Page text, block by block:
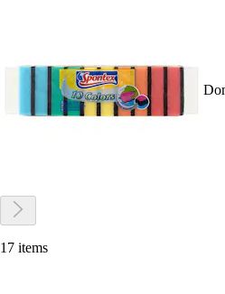
17 items